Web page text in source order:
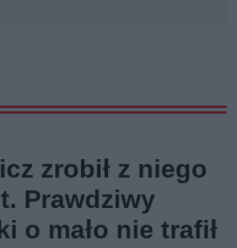
zrobił z niego
Prawdziwy
o mało nie trafił